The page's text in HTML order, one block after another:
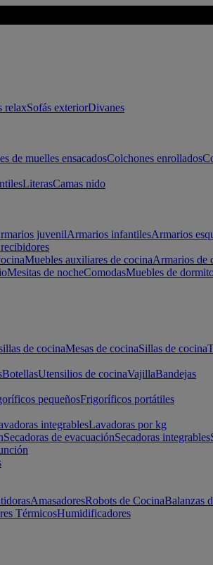
relaxSofás exteriorDivanes
de muelles ensacadosColchones enrollados
LiterasCamas nido
juvenilArmarios infantilesArmarios
Muebles auxiliares de cocinaArmarios de
Mesitas de nocheComodasMuebles de
de cocinaMesas de cocinaSillas de cocina
BotellasUtensilios de cocinaVajillaBandejas
pequeñosFrigoríficos portátiles
integrablesLavadoras por kg
Secadoras de evacuaciónSecadoras integrables
AmasadoresRobots de CocinaBalanzas
TérmicosHumidificadores